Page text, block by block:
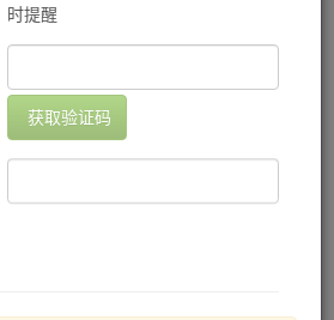
时提醒
获取验证码